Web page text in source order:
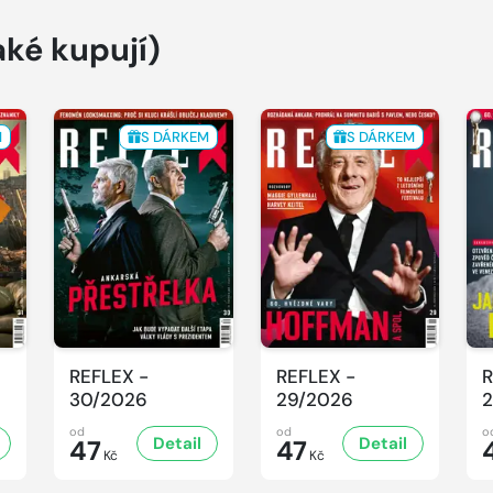
kupují)
S DÁRKEM
REFLEX -
30/2026
od
47 Kč
Detail
S DÁRKEM
REFLEX -
29/2026
od
47 Kč
Detail